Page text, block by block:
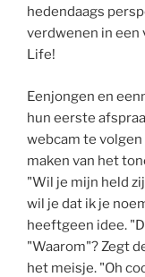
hedendaags
verdwenen in een
Life!
Eenjongen en
hun eerste
webcam te
maken van het
"Wil je mijn held
wil je dat ik je
heeftgeen idee.
"Waarom"? Zegt
het meisje. "Oh